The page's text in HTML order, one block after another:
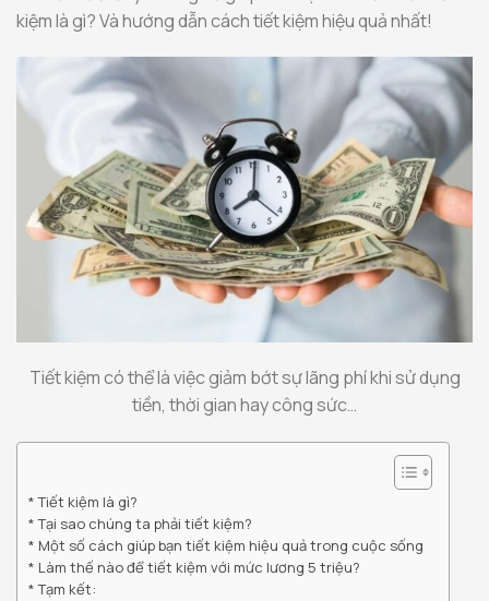
kiệm là gì? Và hướng dẫn cách tiết kiệm hiệu quả nhất!
Tiết kiệm có thể là việc giảm bớt sự lãng phí khi sử dụng
tiền, thời gian hay công sức…
Tiết kiệm là gì?
Tại sao chúng ta phải tiết kiệm?
Một số cách giúp bạn tiết kiệm hiệu quả trong cuộc sống
Làm thế nào để tiết kiệm với mức lương 5 triệu?
Tạm kết: